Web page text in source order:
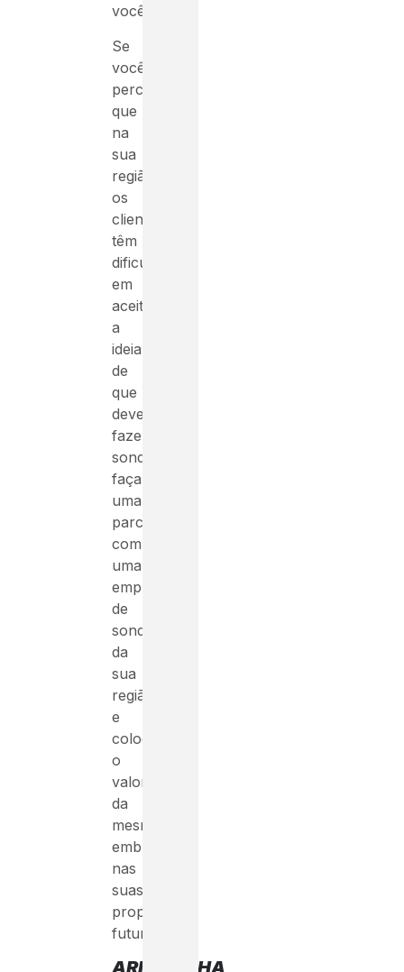
você.
Se
você
perceber
que
na
sua
região
os
clientes
têm
dificuldade
em
aceitar
a
ideia
de
que
devem
fazer
sondagem,
faça
uma
parceria
com
uma
empresa
de
sondagens
da
sua
região
e
coloque
o
valor
da
mesma
embutido
nas
suas
propostas
futuras!
ARMADILHA